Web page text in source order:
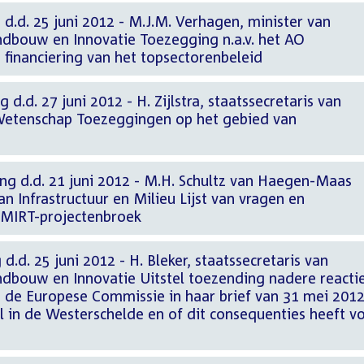
25 juni 2012 - M.J.M. Verhagen, minister van
en Innovatie Toezegging n.a.v. het AO
van het topsectorenbeleid
d.d. 27 juni 2012 - H. Zijlstra, staatssecretaris van
Toezeggingen op het gebied van
d.d. 21 juni 2012 - M.H. Schultz van Haegen-Maas
Infrastructuur en Milieu Lijst van vragen en
projectenbroek
25 juni 2012 - H. Bleker, staatssecretaris van
en Innovatie Uitstel toezending nadere
Europese Commissie in haar brief van 31 mei
de Westerschelde en of dit consequenties heeft